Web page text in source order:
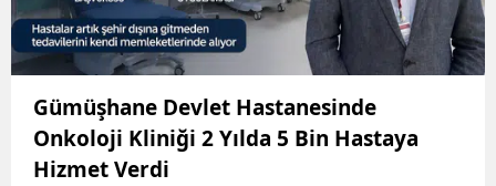
Gümüşhane Devlet Hastanesinde
Onkoloji Kliniği 2 Yılda 5 Bin Hastaya
Hizmet Verdi